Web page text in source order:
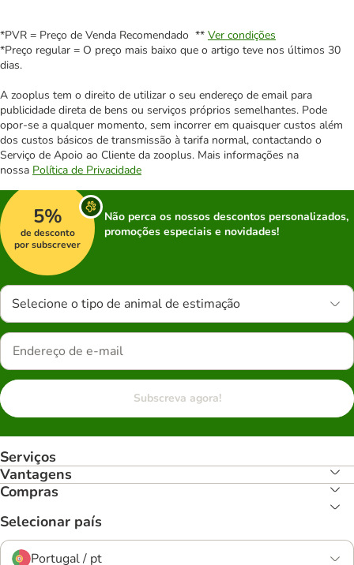
*PVR = Preço de Venda Recomendado ** Ver condições
*Preço regular = O preço mais baixo que o artigo teve nos últimos 30
dias.
A zooplus tem o direito de utilizar o seu endereço de email para
publicidade direta de bens ou serviços próprios semelhantes. Pode
opor-se a qualquer momento, sem incorrer em quaisquer custos além
dos custos básicos de transmissão à tarifa normal, contactando o
Serviço de Apoio ao Cliente da zooplus. Mais informações na
nossa Política de Privacidade
5%
de desconto
por subscrever
Não perca os nossos descontos personalizados,
promoções especiais e novidades!
Selecione o tipo de animal de estimação
Subscreva agora!
Serviços
Vantagens
Compras
Selecionar país
Portugal / pt